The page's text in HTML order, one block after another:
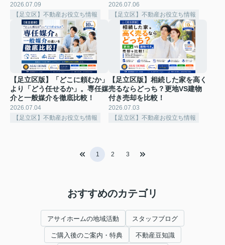
2026.07.09
【足立区】不動産お役立ち情報
2026.07.06
【足立区】不動産お役立ち情報
【足立区版】「どこに頼むか」
より「どう任せるか」。専任媒
介と一般媒介を徹底比較！
2026.07.04
【足立区】不動産お役立ち情報
【足立区版】相続した家を高く
売るならどっち？更地VS建物
付き売却を比較！
2026.07.03
【足立区】不動産お役立ち情報
1 2 3
おすすめのカテゴリ
アサイホームの地域活動 スタッフブログ
ご購入後のご案内・特典 不動産豆知識